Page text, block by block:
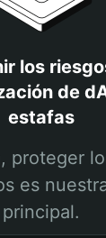
los
de
estafas
proteger
es
principal.